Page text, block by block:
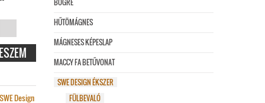
SWE Design
BÖGRE
HŰTÖMÁGNES
MÁGNESES KÉPESLAP
MACCY FA BETŰVONAT
SWE DESIGN ÉKSZER
FÜLBEVALÓ